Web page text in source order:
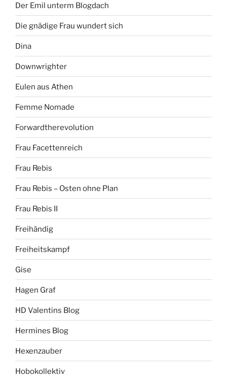
Der Emil unterm Blogdach
Die gnädige Frau wundert sich
Dina
Downwrighter
Eulen aus Athen
Femme Nomade
Forwardtherevolution
Frau Facettenreich
Frau Rebis
Frau Rebis – Osten ohne Plan
Frau Rebis II
Freihändig
Freiheitskampf
Gise
Hagen Graf
HD Valentins Blog
Hermines Blog
Hexenzauber
Hobokollektiv